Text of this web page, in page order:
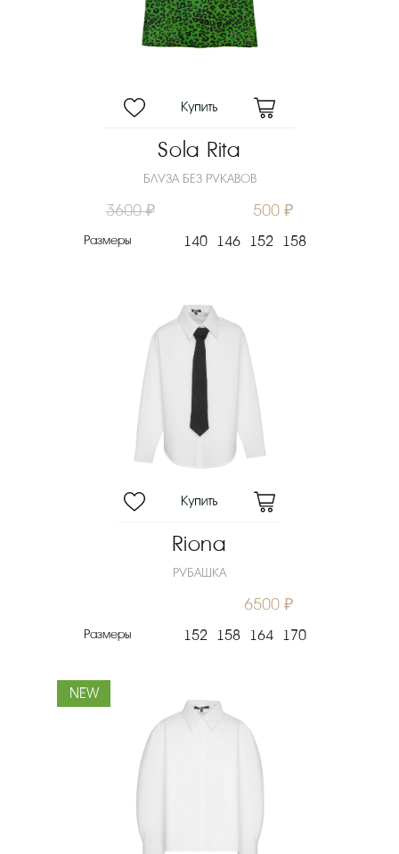
Sola Rita
БЛУЗА БЕЗ РУКАВОВ
3600 ₽ 500 ₽
Размеры 140 146 152 158
Riona
РУБАШКА
6500 ₽
Размеры 152 158 164 170
NEW